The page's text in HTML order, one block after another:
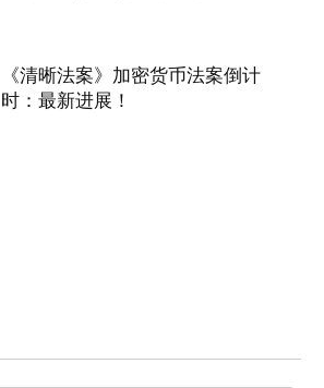
《清晰法案》加密货币法案倒计
时：最新进展！